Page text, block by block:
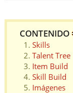
CONTENIDO
Skills
Talent Tree
Item Build
Skill Build
Imágenes